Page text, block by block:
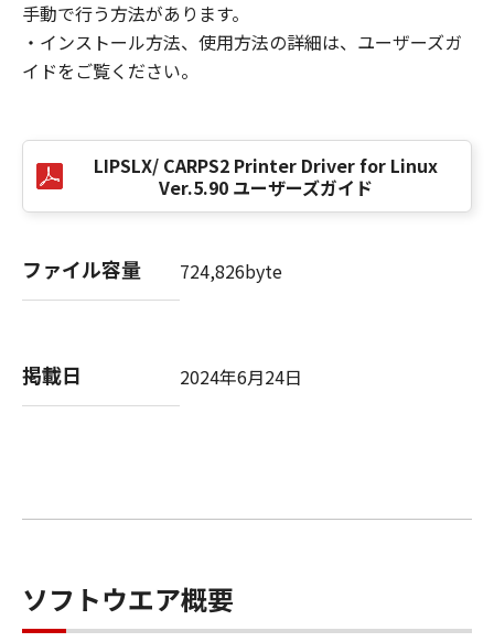
ンサーは、本契約に基づくそれらの債務不履行
または不法行為によりお客様に損害が生じた場
合、いかなる損害（逸失利益およびその他の派
されない全ての損害をいいます。）について
も、一切の責任を負わないものとします。
(4) お客様とキヤノンとの間の本契約が消費者契
約法に定める消費者契約に該当する場合であっ
様に不一致の場合についてのキヤノン、キヤノ
ンの子会社、それらの販売代理店または販売店
かわらず、当該不一致により生じた問題を解決
するための対応策の提示、対応策の実施または
じた場合、前記の責任を負いません。ただし、
お客様とキヤノンとの間の本契約が消費者契約
手動で行う方法があります。
・インストール方法、使用方法の詳細は、ユーザーズガ
イドをご覧ください。
LIPSLX/ CARPS2 Printer Driver for Linux
Ver.5.90 ユーザーズガイド
ファイル容量 724,826byte
掲載日 2024年6月24日
ソフトウエア概要